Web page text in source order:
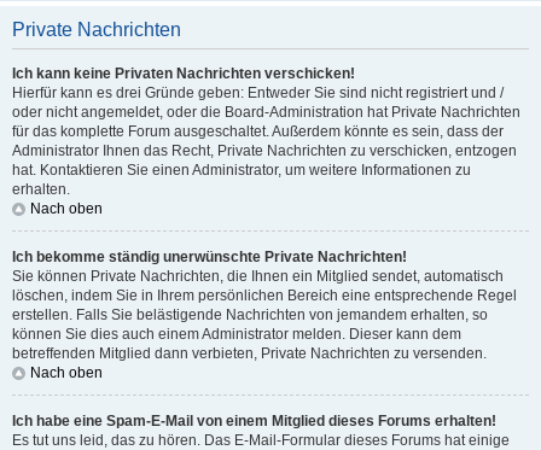
Private Nachrichten
Ich kann keine Privaten Nachrichten verschicken!
Hierfür kann es drei Gründe geben: Entweder Sie sind nicht registriert und /
oder nicht angemeldet, oder die Board-Administration hat Private Nachrichten
für das komplette Forum ausgeschaltet. Außerdem könnte es sein, dass der
Administrator Ihnen das Recht, Private Nachrichten zu verschicken, entzogen
hat. Kontaktieren Sie einen Administrator, um weitere Informationen zu
erhalten.
Nach oben
Ich bekomme ständig unerwünschte Private Nachrichten!
Sie können Private Nachrichten, die Ihnen ein Mitglied sendet, automatisch
löschen, indem Sie in Ihrem persönlichen Bereich eine entsprechende Regel
erstellen. Falls Sie belästigende Nachrichten von jemandem erhalten, so
können Sie dies auch einem Administrator melden. Dieser kann dem
betreffenden Mitglied dann verbieten, Private Nachrichten zu versenden.
Nach oben
Ich habe eine Spam-E-Mail von einem Mitglied dieses Forums erhalten!
Es tut uns leid, das zu hören. Das E-Mail-Formular dieses Forums hat einige